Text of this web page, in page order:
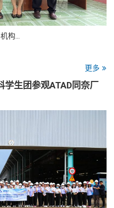
构…
更多
学生团参观ATAD同奈厂